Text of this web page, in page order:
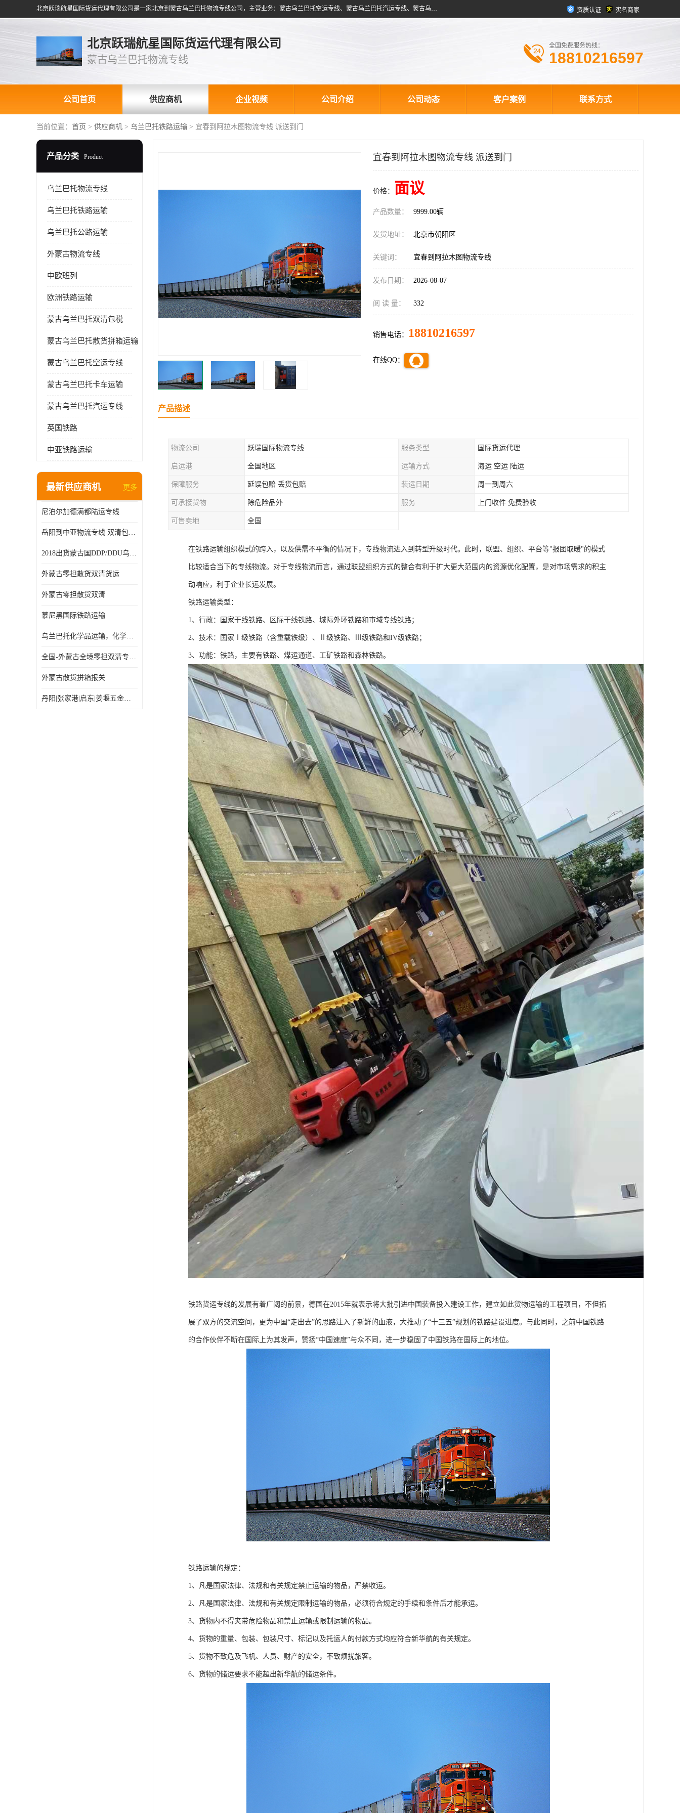
北京跃瑞航星国际货运代理有限公司是一家北京到蒙古乌兰巴托物流专线公司，主营业务：蒙古乌兰巴托空运专线、蒙古乌兰巴托汽运专线、蒙古乌兰巴托散货拼箱、蒙古乌兰巴托双清包税、蒙古乌兰巴托铁路运输等运输服务。以北京为中心服务于全国各地，运输能力及代理网络覆盖蒙古、俄罗斯、中亚五国各主要城市及站点。 资质认证 实名商家
北京跃瑞航星国际货运代理有限公司
蒙古乌兰巴托物流专线
全国免费服务热线：
18810216597
公司首页 供应商机 企业视频 公司介绍 公司动态 客户案例 联系方式
当前位置： 首页 > 供应商机 > 乌兰巴托铁路运输 > 宜春到阿拉木图物流专线 派送到门
产品分类 Product
乌兰巴托物流专线
乌兰巴托铁路运输
乌兰巴托公路运输
外蒙古物流专线
中欧班列
欧洲铁路运输
蒙古乌兰巴托双清包税
蒙古乌兰巴托散货拼箱运输
蒙古乌兰巴托空运专线
蒙古乌兰巴托卡车运输
蒙古乌兰巴托汽运专线
英国铁路
中亚铁路运输
最新供应商机 更多
尼泊尔加德满都陆运专线
岳阳到中亚物流专线 双清包税 一站服务
2018出货蒙古国DDP/DDU乌兰巴托双清国际物流专线
外蒙古零担散货双清货运
外蒙古零担散货双清
慕尼黑国际铁路运输
乌兰巴托化学品运输，化学品怎么运到乌兰巴托
全国-外蒙古全境零担双清专线/外蒙古DDP双清
外蒙古散货拼箱报关
丹阳|张家港|启东|姜堰五金机电工具出口乌兰巴托怎么运输较划算
宜春到阿拉木图物流专线 派送到门
价格： 面议
产品数量： 9999.00辆
发货地址： 北京市朝阳区
关键词： 宜春到阿拉木图物流专线
发布日期： 2026-08-07
阅 读 量： 332
销售电话： 18810216597
在线QQ：
产品描述
物流公司 跃瑞国际物流专线 服务类型 国际货运代理
启运港 全国地区 运输方式 海运 空运 陆运
保障服务 延误包赔 丢货包赔 装运日期 周一到周六
可承接货物 除危险品外 服务 上门收件 免费验收
可售卖地 全国
在铁路运输组织模式的跨入，以及供需不平衡的情况下，专线物流进入到转型升级时代。此时，联盟、组织、平台等"报团取暖"的模式
比较适合当下的专线物流。对于专线物流而言，通过联盟组织方式的整合有利于扩大更大范围内的资源优化配置，是对市场需求的积主
动响应，利于企业长远发展。
铁路运输类型：
1、行政：国家干线铁路、区际干线铁路、城际外环铁路和市域专线铁路；
2、技术：国家Ⅰ级铁路（含重载铁级）、Ⅱ级铁路、Ⅲ级铁路和IV级铁路；
3、功能：铁路，主要有铁路、煤运通道、工矿铁路和森林铁路。
铁路货运专线的发展有着广阔的前景，德国在2015年就表示将大批引进中国装备投入建设工作，建立如此货物运输的工程项目，不但拓
展了双方的交流空间，更为中国“走出去”的思路注入了新鲜的血液，大推动了“十三五”规划的铁路建设进度。与此同时，之前中国铁路
的合作伙伴不断在国际上为其发声，赞扬“中国速度”与众不同，进一步稳固了中国铁路在国际上的地位。
铁路运输的规定：
1、凡是国家法律、法规和有关规定禁止运输的物品，严禁收运。
2、凡是国家法律、法规和有关规定限制运输的物品，必须符合规定的手续和条件后才能承运。
3、货物内不得夹带危险物品和禁止运输或限制运输的物品。
4、货物的重量、包装、包装尺寸、标记以及托运人的付款方式均应符合新华航的有关规定。
5、货物不致危及飞机、人员、财产的安全，不致烦扰旅客。
6、货物的储运要求不能超出新华航的储运条件。